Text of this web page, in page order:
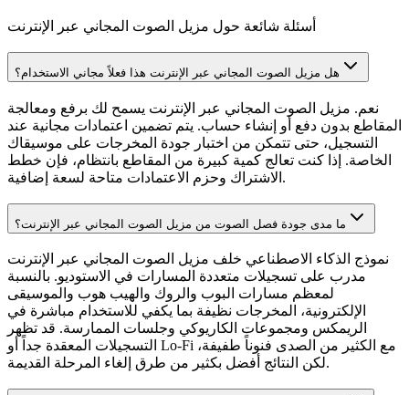
أسئلة شائعة حول مزيل الصوت المجاني عبر الإنترنت
هل مزيل الصوت المجاني عبر الإنترنت هذا فعلاً مجاني الاستخدام؟
نعم. مزيل الصوت المجاني عبر الإنترنت يسمح لك برفع ومعالجة
المقاطع بدون دفع أو إنشاء حساب. يتم تضمين اعتمادات مجانية عند
التسجيل، حتى تتمكن من اختبار جودة المخرجات على موسيقاك
الخاصة. إذا كنت تعالج كمية كبيرة من المقاطع بانتظام، فإن خطط
الاشتراك وحزم الاعتمادات متاحة لسعة إضافية.
ما مدى جودة فصل الصوت من مزيل الصوت المجاني عبر الإنترنت؟
نموذج الذكاء الاصطناعي خلف مزيل الصوت المجاني عبر الإنترنت
مدرب على تسجيلات متعددة المسارات في الاستوديو. بالنسبة
لمعظم مسارات البوب والروك والهيب هوب والموسيقى
الإلكترونية، المخرجات نظيفة بما يكفي للاستخدام مباشرة في
الريمكس ومجموعات الكاريوكي وجلسات الممارسة. قد تظهر
التسجيلات المعقدة جداً أو Lo-Fi مع الكثير من الصدى فنوناً طفيفة،
لكن النتائج أفضل بكثير من طرق إلغاء المرحلة القديمة.